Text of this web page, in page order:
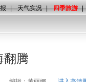
| 天气实况 | 四季旅游 |
翻腾